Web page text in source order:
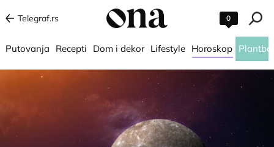
Telegraf.rs 0
Putovanja Recepti Dom i dekor Lifestyle Horoskop